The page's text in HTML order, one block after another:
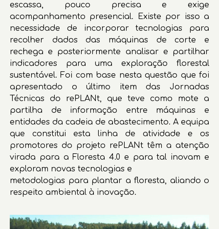
escassa, pouco precisa e exige
acompanhamento presencial. Existe por isso a
necessidade de incorporar tecnologias para
recolher dados das máquinas de corte e
rechega e posteriormente analisar e partilhar
indicadores para uma exploração florestal
sustentável. Foi com base nesta questão que foi
apresentado o último item das Jornadas
Técnicas do rePLANt, que teve como mote a
partilha de informação entre máquinas e
entidades da cadeia de abastecimento. A equipa
que constitui esta linha de atividade e os
promotores do projeto rePLANt têm a atenção
virada para a Floresta 4.0 e para tal inovam e
exploram novas tecnologias e
metodologias para plantar a floresta, aliando o
respeito ambiental à inovação.